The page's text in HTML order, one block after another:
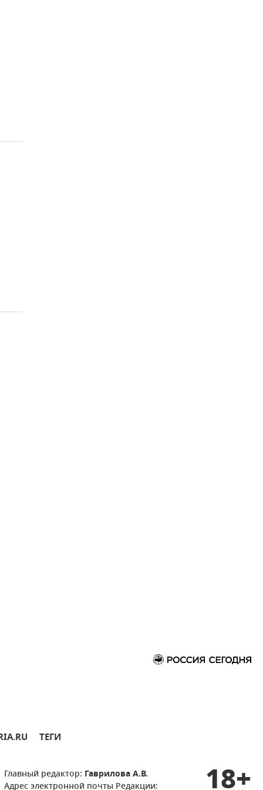
ТЕГИ
Главный редактор: Гаврилова А.В.
Адрес электронной почты Редакции: